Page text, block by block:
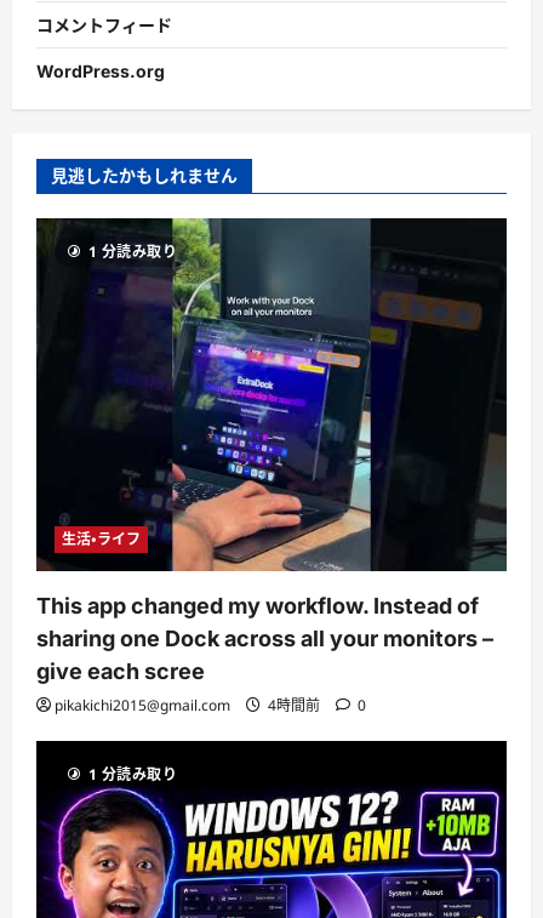
コメントフィード
WordPress.org
見逃したかもしれません
1 分読み取り
生活・ライフ
This app changed my workflow. Instead of
sharing one Dock across all your monitors –
give each scree
pikakichi2015@gmail.com 4時間前 0
1 分読み取り